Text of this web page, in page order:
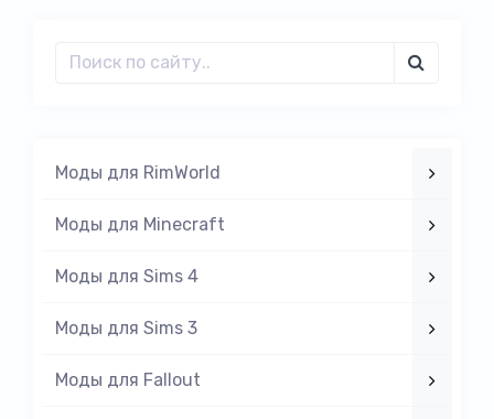
Моды для RimWorld
Моды для Minecraft
Моды для Sims 4
Моды для Sims 3
Моды для Fallout